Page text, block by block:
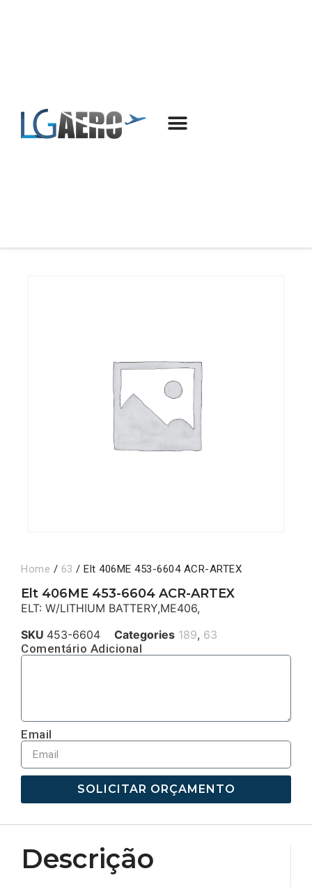
Home / 63 / Elt 406ME 453-6604 ACR-ARTEX
Elt 406ME 453-6604 ACR-ARTEX
ELT: W/LITHIUM BATTERY,ME406,
SKU 453-6604 Categories 189, 63
Comentário Adicional
Email
SOLICITAR ORÇAMENTO
Descrição